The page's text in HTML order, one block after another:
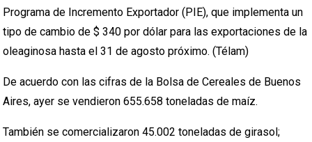
Programa de Incremento Exportador (PIE), que implementa un
tipo de cambio de $ 340 por dólar para las exportaciones de la
oleaginosa hasta el 31 de agosto próximo. (Télam)
De acuerdo con las cifras de la Bolsa de Cereales de Buenos
Aires, ayer se vendieron 655.658 toneladas de maíz.
También se comercializaron 45.002 toneladas de girasol;